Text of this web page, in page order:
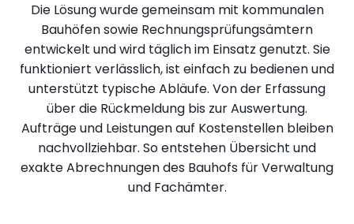
Die Lösung wurde gemeinsam mit kommunalen
Bauhöfen sowie Rechnungsprüfungsämtern
entwickelt und wird täglich im Einsatz genutzt. Sie
funktioniert verlässlich, ist einfach zu bedienen und
unterstützt typische Abläufe. Von der Erfassung
über die Rückmeldung bis zur Auswertung.
Aufträge und Leistungen auf Kostenstellen bleiben
nachvollziehbar. So entstehen Übersicht und
exakte Abrechnungen des Bauhofs für Verwaltung
und Fachämter.